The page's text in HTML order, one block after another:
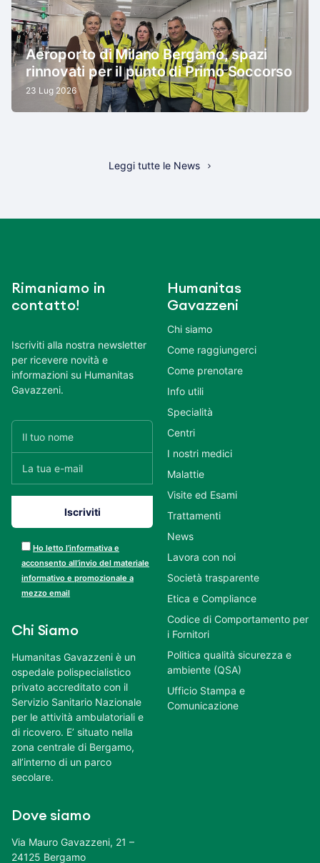
Aeroporto di Milano Bergamo, spazi
rinnovati per il punto di Primo Soccorso
23 Lug 2026
Leggi tutte le News
Rimaniamo in
contatto!
Iscriviti alla nostra newsletter
per ricevere novità e
informazioni su Humanitas
Gavazzeni.
Ho letto l’informativa e
acconsento all’invio del materiale
informativo e promozionale a
mezzo email
Chi Siamo
Humanitas Gavazzeni è un
ospedale polispecialistico
privato accreditato con il
Servizio Sanitario Nazionale
per le attività ambulatoriali e
di ricovero. E’ situato nella
zona centrale di Bergamo,
all’interno di un parco
secolare.
Dove siamo
Via Mauro Gavazzeni, 21 –
24125 Bergamo
Humanitas
Gavazzeni
Chi siamo
Come raggiungerci
Come prenotare
Info utili
Specialità
Centri
I nostri medici
Malattie
Visite ed Esami
Trattamenti
News
Lavora con noi
Società trasparente
Etica e Compliance
Codice di Comportamento per
i Fornitori
Politica qualità sicurezza e
ambiente (QSA)
Ufficio Stampa e
Comunicazione